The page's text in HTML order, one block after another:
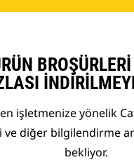
işletmenize yönelik
diğer bilgilendirme
bekliyor.